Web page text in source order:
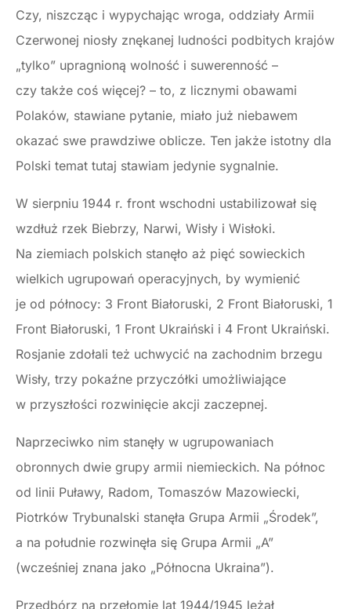
Czy, niszcząc i wypychając wroga, oddziały Armii
Czerwonej niosły znękanej ludności podbitych krajów
„tylko” upragnioną wolność i suwerenność –
czy także coś więcej? – to, z licznymi obawami
Polaków, stawiane pytanie, miało już niebawem
okazać swe prawdziwe oblicze. Ten jakże istotny dla
Polski temat tutaj stawiam jedynie sygnalnie.
W sierpniu 1944 r. front wschodni ustabilizował się
wzdłuż rzek Biebrzy, Narwi, Wisły i Wisłoki.
Na ziemiach polskich stanęło aż pięć sowieckich
wielkich ugrupowań operacyjnych, by wymienić
je od północy: 3 Front Białoruski, 2 Front Białoruski, 1
Front Białoruski, 1 Front Ukraiński i 4 Front Ukraiński.
Rosjanie zdołali też uchwycić na zachodnim brzegu
Wisły, trzy pokaźne przyczółki umożliwiające
w przyszłości rozwinięcie akcji zaczepnej.
Naprzeciwko nim stanęły w ugrupowaniach
obronnych dwie grupy armii niemieckich. Na północ
od linii Puławy, Radom, Tomaszów Mazowiecki,
Piotrków Trybunalski stanęła Grupa Armii „Środek”,
a na południe rozwinęła się Grupa Armii „A”
(wcześniej znana jako „Północna Ukraina”).
Przedbórz na przełomie lat 1944/1945 leżał